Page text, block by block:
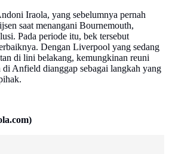
Iraola, yang sebelumnya pernah
saat menangani Bournemouth,
Pada periode itu, bek tersebut
Dengan Liverpool yang sedang
di lini belakang, kemungkinan reuni
Anfield dianggap sebagai langkah yang